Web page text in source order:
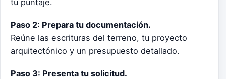
tu puntaje.
Paso 2: Prepara tu documentación.
Reúne las escrituras del terreno, tu proyecto
arquitectónico y un presupuesto detallado.
Paso 3: Presenta tu solicitud.